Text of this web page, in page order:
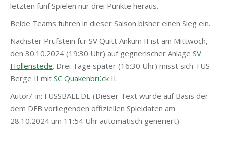
letzten fünf Spielen nur drei Punkte heraus.
Beide Teams fuhren in dieser Saison bisher einen Sieg ein.
Nächster Prüfstein für SV Quitt Ankum II ist am Mittwoch,
den 30.10.2024 (19:30 Uhr) auf gegnerischer Anlage SV
Hollenstede. Drei Tage später (16:30 Uhr) misst sich TUS
Berge II mit SC Quakenbrück II.
Autor/-in: FUSSBALL.DE (Dieser Text wurde auf Basis der
dem DFB vorliegenden offiziellen Spieldaten am
28.10.2024 um 11:54 Uhr automatisch generiert)